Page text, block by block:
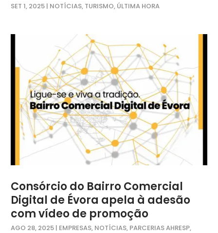
SET 1, 2025 | NOTÍCIAS, TURISMO, ÚLTIMA HORA
Consórcio do Bairro Comercial
Digital de Évora apela à adesão
com vídeo de promoção
AGO 28, 2025 | EMPRESAS, NOTÍCIAS, PARCERIAS AHRESP,